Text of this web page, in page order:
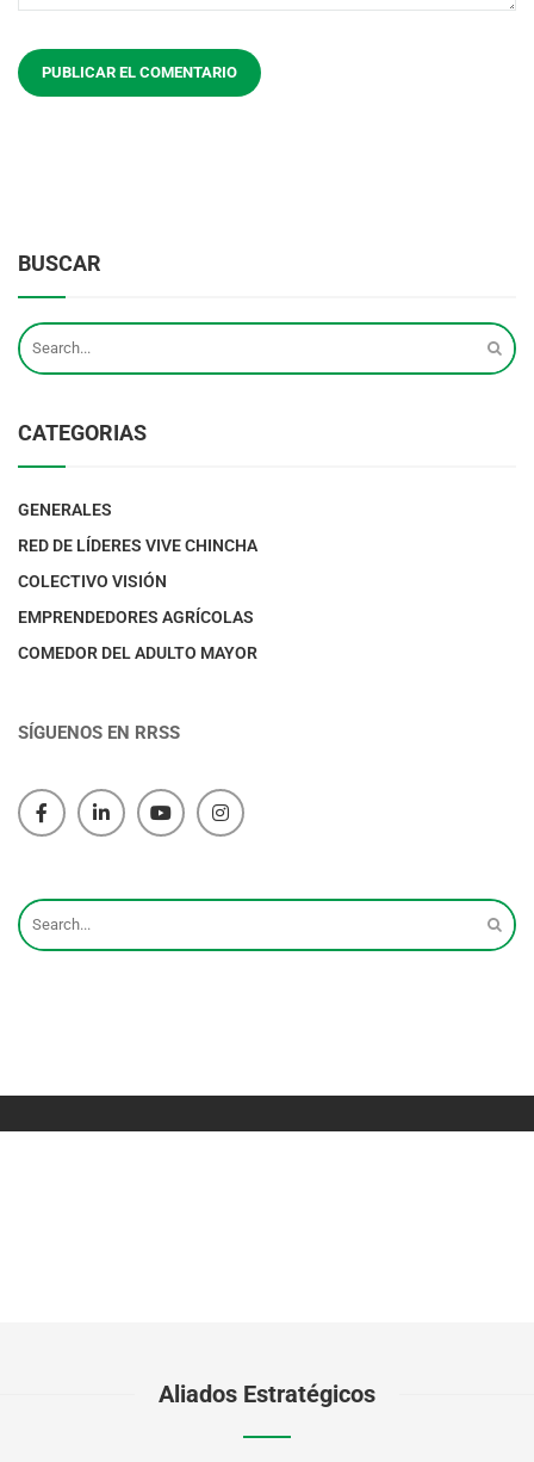
BUSCAR
CATEGORIAS
GENERALES
RED DE LÍDERES VIVE CHINCHA
COLECTIVO VISIÓN
EMPRENDEDORES AGRÍCOLAS
COMEDOR DEL ADULTO MAYOR
SÍGUENOS EN RRSS
Aliados Estratégicos